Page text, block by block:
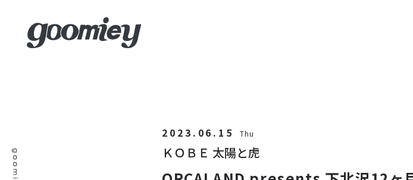
2023.06.15 Thu
ＫＯＢＥ 太陽と虎